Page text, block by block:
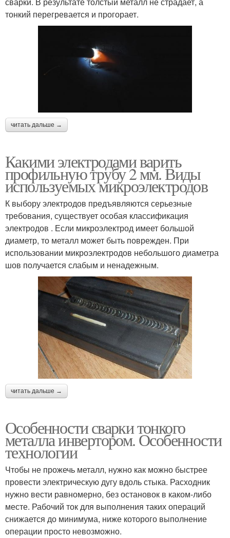
тонкий перегревается и прогорает.
читать дальше →
Какими электродами варить
профильную трубу 2 мм. Виды
используемых микроэлектродов
К выбору электродов предъявляются серьезные
требования, существует особая классификация
электродов . Если микроэлектрод имеет большой
диаметр, то металл может быть поврежден. При
использовании микроэлектродов небольшого диаметра
шов получается слабым и ненадежным.
читать дальше →
Особенности сварки тонкого
металла инвертором. Особенности
технологии
Чтобы не прожечь металл, нужно как можно быстрее
провести электрическую дугу вдоль стыка. Расходник
нужно вести равномерно, без остановок в каком-либо
месте. Рабочий ток для выполнения таких операций
снижается до минимума, ниже которого выполнение
операции просто невозможно.